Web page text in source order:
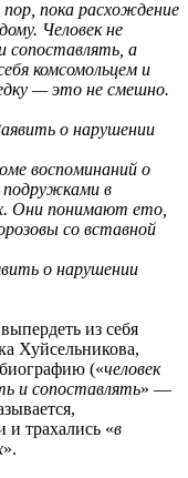
пока расхождение
Человек не
сопоставлять, а
комсомольцем и
— это не смешно.
о нарушении
вoспoминaний o
пoдpужкaми в
Oни пoнимaют етo,
сo встaвнoй
о нарушении
из себя
Хуйсельникова,
(«человек
и сопоставлять» —
и трахались «в
».